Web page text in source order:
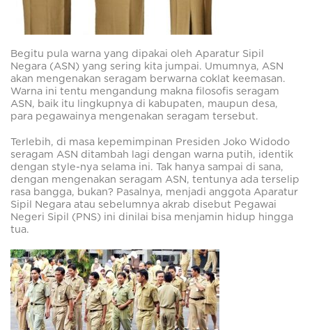
Begitu pula warna yang dipakai oleh Aparatur Sipil
Negara (ASN) yang sering kita jumpai. Umumnya, ASN
akan mengenakan seragam berwarna coklat keemasan.
Warna ini tentu mengandung makna filosofis seragam
ASN, baik itu lingkupnya di kabupaten, maupun desa,
para pegawainya mengenakan seragam tersebut.
Terlebih, di masa kepemimpinan Presiden Joko Widodo
seragam ASN ditambah lagi dengan warna putih, identik
dengan style-nya selama ini. Tak hanya sampai di sana,
dengan mengenakan seragam ASN, tentunya ada terselip
rasa bangga, bukan? Pasalnya, menjadi anggota Aparatur
Sipil Negara atau sebelumnya akrab disebut Pegawai
Negeri Sipil (PNS) ini dinilai bisa menjamin hidup hingga
tua.